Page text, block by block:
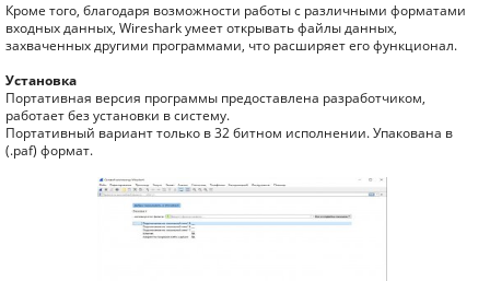
Кроме того, благодаря возможности работы с различными форматами
входных данных, Wireshark умеет открывать файлы данных,
захваченных другими программами, что расширяет его функционал.
Установка
Портативная версия программы предоставлена разработчиком,
работает без установки в систему.
Портативный вариант только в 32 битном исполнении. Упакована в
(.paf) формат.